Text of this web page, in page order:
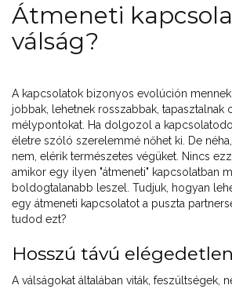
Átmeneti
válság?
A kapcsolatok bizonyos evolúción
jobbak, lehetnek rosszabbak, tapasztalnak
mélypontokat. Ha dolgozol a
életre szóló szerelemmé nőhet ki. De néha,
nem, elérik természetes végüket. Nincs
amikor egy ilyen "átmeneti" kapcsolatban
boldogtalanabb leszel. Tudjuk, hogyan
egy átmeneti kapcsolatot a puszta
tudod ezt?
Hosszú távú
A válságokat általában viták, feszültségek,